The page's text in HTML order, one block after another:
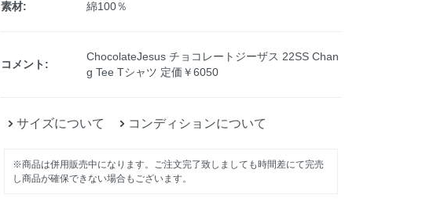
素材: 綿100％
コメント:
ChocolateJesus チョコレートジーザス 22SS Chan
g Tee Tシャツ 定価￥6050
サイズについて コンディションについて
※商品は併用販売中になります。ご注文完了致しましても時間差にて完売
し商品が確保できない場合もございます。